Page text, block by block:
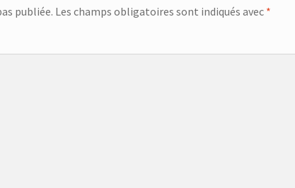
publiée. Les champs obligatoires sont indiqués avec *